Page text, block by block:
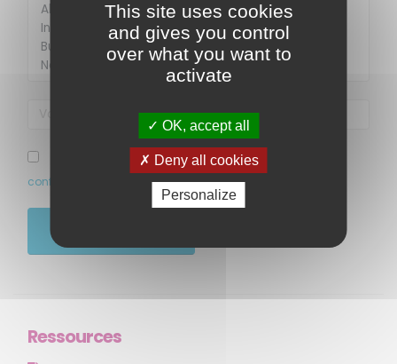
J’ai pris connaissance et accepte la politique de
confidentialité de ce site
Ressources
MENU
Comprendre
NOS SERVICES
This site uses cookies
and gives you control
over what you want to
activate
OK, accept all
Deny all cookies
Personalize